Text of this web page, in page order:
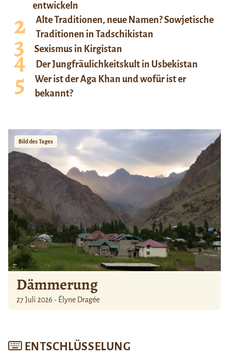
entwickeln
Alte Traditionen, neue Namen? Sowjetische
Traditionen in Tadschikistan
Sexismus in Kirgistan
Der Jungfräulichkeitskult in Usbekistan
Wer ist der Aga Khan und wofür ist er
bekannt?
Bild des Tages
Dämmerung
27 Juli 2026 - Élyne Dragée
ENTSCHLÜSSELUNG